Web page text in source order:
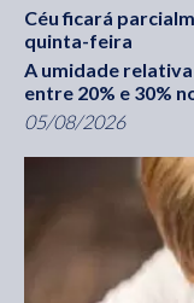
Céu ficará
quinta-feira
A umidade
entre 20% e 30%
05/08/2026